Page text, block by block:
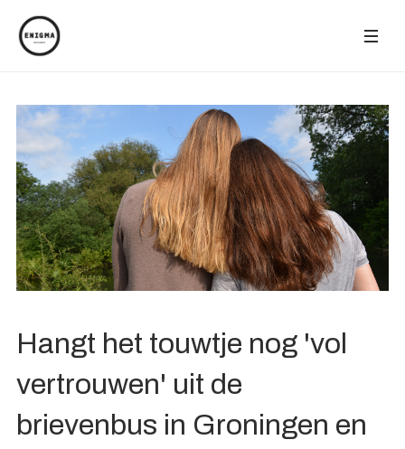
Hangt het touwtje nog 'vol
vertrouwen' uit de
brievenbus in Groningen en